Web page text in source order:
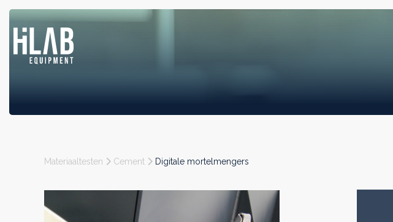
Materiaaltesten Cement Digitale mortelmengers